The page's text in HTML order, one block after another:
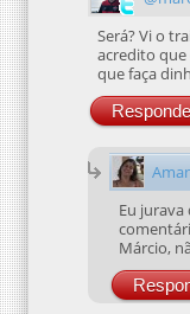
Será? Vi o
acredito
que faça
Eu
Márcio,